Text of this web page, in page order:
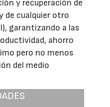
y recuperación de
de cualquier otro
garantizando a las
ahorro
pero no menos
del medio